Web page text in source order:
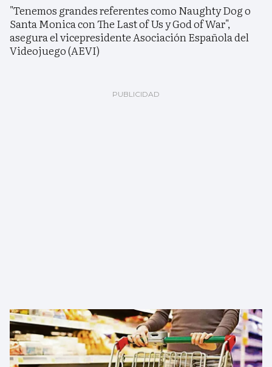
"Tenemos grandes referentes como Naughty Dog o
Santa Monica con The Last of Us y God of War",
asegura el vicepresidente Asociación Española del
Videojuego (AEVI)